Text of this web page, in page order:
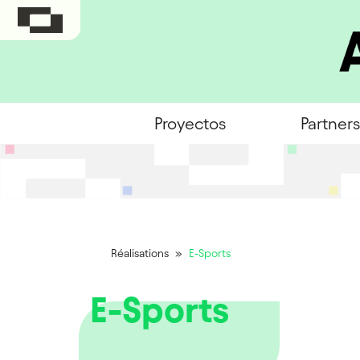
Proyectos Partners
Réalisations » E-Sports
E-Sports